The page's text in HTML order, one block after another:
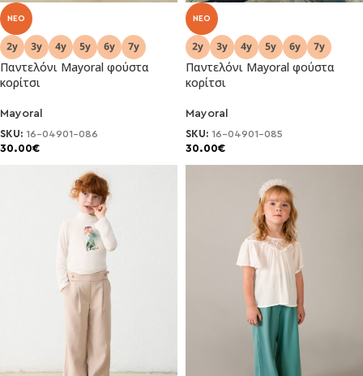
NEO
Παντελόνι Mayoral φούστα
κορίτσι
Mayoral
SKU: 16-04901-086
30.00€
NEO
Παντελόνι Mayoral φούστα
κορίτσι
Mayoral
SKU: 16-04901-085
30.00€